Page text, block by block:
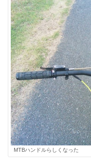
MTBハンドルらしくなった